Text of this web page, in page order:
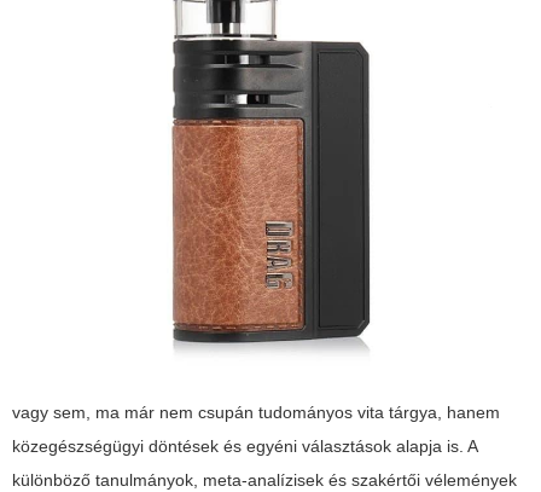
vagy sem, ma már nem csupán tudományos vita tárgya, hanem
közegészségügyi döntések és egyéni választások alapja is. A
különböző tanulmányok, meta-analízisek és szakértői vélemények